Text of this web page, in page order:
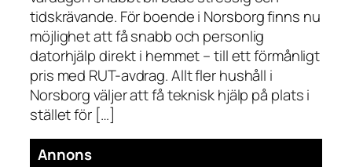
tidskrävande. För boende i Norsborg finns nu
möjlighet att få snabb och personlig
datorhjälp direkt i hemmet – till ett förmånligt
pris med RUT-avdrag. Allt fler hushåll i
Norsborg väljer att få teknisk hjälp på plats i
stället för […]
Annons